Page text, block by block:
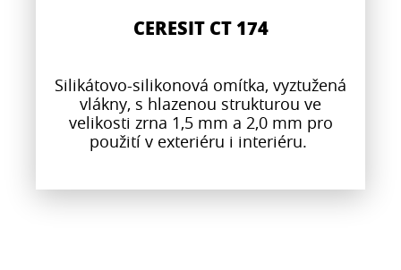
CERESIT CT 174
Silikátovo-silikonová omítka, vyztužená
vlákny, s hlazenou strukturou ve
velikosti zrna 1,5 mm a 2,0 mm pro
použití v exteriéru i interiéru.